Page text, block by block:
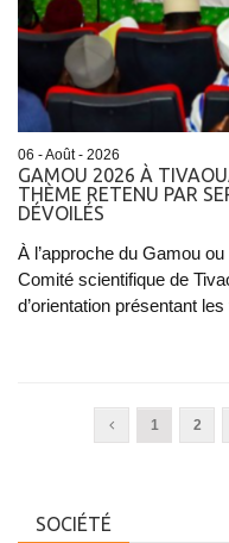
06 - Août - 2026
GAMOU 2026 À
THÈME RETENU PAR
DÉVOILÉS
À l’approche du Gamou
Comité scientifique de
d’orientation présentant
1 2
SOCIÉTÉ